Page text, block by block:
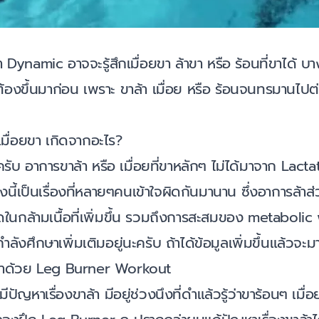
อาจจะรู้สึกเมื่อยขา ล้าขา หรือ ร้อนที่ขาได้ บ
ขึ้นมาก่อน เพราะ ขาล้า เมื่อย หรือ ร้อนจนทรมานไป
อยขา เกิดจากอะไร?
อาการขาล้า หรือ เมื่อยที่ขาหลักๆ ไม่ได้มาจาก
เป็นเรื่องที่หลายๆคนเข้าใจผิดกันมานาน ซึ่งอาการล้า
ในกล้ามเนื้อที่เพิ่มขึ้น รวมถึงการสะสมของ
ลังศึกษาเพิ่มเติมอยู่นะครับ ถ้าได้ข้อมูลเพิ่มขึ้นแล้วจะม
ด้วย Leg Burner Workout
ญหาเรื่องขาล้า มีอยู่ช่วงนึงที่ดำแล้วรู้ว่าขาร้อนๆ เมื่